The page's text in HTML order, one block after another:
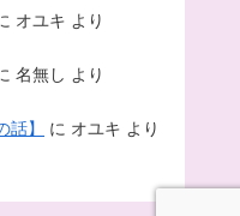
オユキ より
名無し より
】 に オユキ より